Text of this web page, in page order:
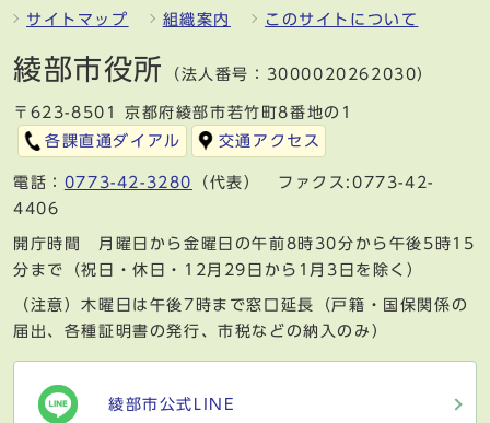
サイトマップ 組織案内 このサイトについて
綾部市役所 （法人番号：3000020262030）
〒623-8501 京都府綾部市若竹町8番地の1
各課直通ダイアル
交通アクセス
電話： 0773-42-3280
（代表） ファクス:0773-42-
4406
開庁時間 月曜日から金曜日の午前8時30分から午後5時15
分まで（祝日・休日・12月29日から1月3日を除く）
（注意）木曜日は午後7時まで窓口延長（戸籍・国保関係の
届出、各種証明書の発行、市税などの納入のみ）
綾部市公式LINE